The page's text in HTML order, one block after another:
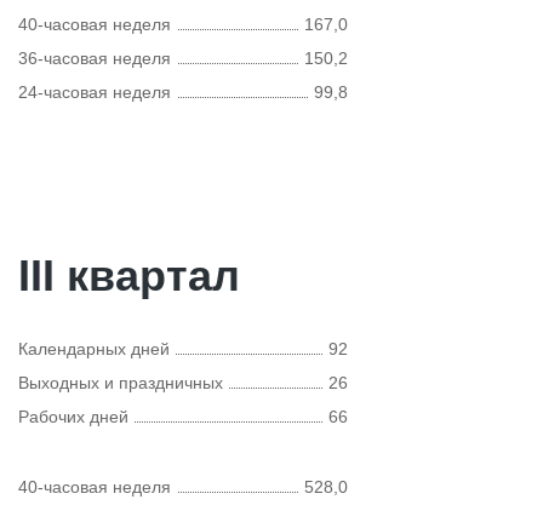
40-часовая неделя
167,0
36-часовая неделя
150,2
24-часовая неделя
99,8
III квартал
Календарных дней
92
Выходных и праздничных
26
Рабочих дней
66
40-часовая неделя 528,0